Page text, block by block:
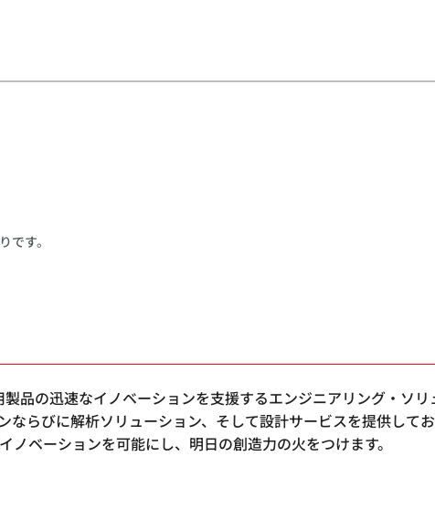
す。
の迅速なイノベーションを支援するエンジニアリング・ソリ
らびに解析ソリューション、そして設計サービスを提供して
ベーションを可能にし、明日の創造力の火をつけます。